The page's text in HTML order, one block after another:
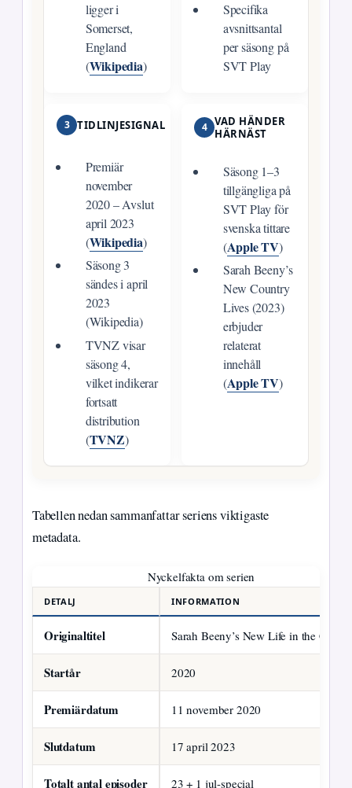
ligger i
Somerset,
England
(Wikipedia)
Specifika
avsnittsantal
per säsong på
SVT Play
3 TIDLINJESIGNAL
Premiär
november
2020 – Avslut
april 2023
(Wikipedia)
Säsong 3
sändes i april
2023
(Wikipedia)
TVNZ visar
säsong 4,
vilket indikerar
fortsatt
distribution
(TVNZ)
4 VAD HÄNDER
HÄRNÄST
Säsong 1–3
tillgängliga på
SVT Play för
svenska tittare
(Apple TV)
Sarah Beeny’s
New Country
Lives (2023)
erbjuder
relaterat
innehåll
(Apple TV)
Tabellen nedan sammanfattar seriens viktigaste
metadata.
Nyckelfakta om serien
DETALJ INFORMATION
Originaltitel Sarah Beeny’s New Life in the
Startår 2020
Premiärdatum 11 november 2020
Slutdatum 17 april 2023
Totalt antal episoder 23 + 1 jul-special